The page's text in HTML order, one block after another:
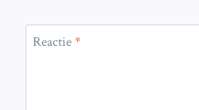
Reactie*